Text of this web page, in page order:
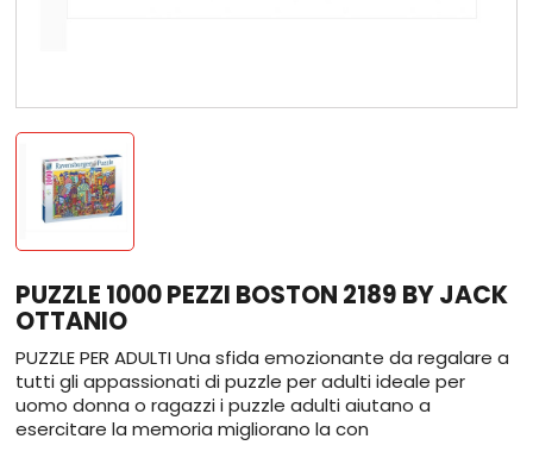
PUZZLE 1000 PEZZI BOSTON 2189 BY JACK
OTTANIO
PUZZLE PER ADULTI Una sfida emozionante da regalare a
tutti gli appassionati di puzzle per adulti ideale per
uomo donna o ragazzi i puzzle adulti aiutano a
esercitare la memoria migliorano la con